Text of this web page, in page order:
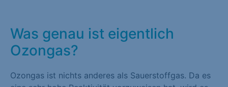
Was genau ist eigentlich
Ozongas?
Ozongas ist nichts anderes als Sauerstoffgas. Da es